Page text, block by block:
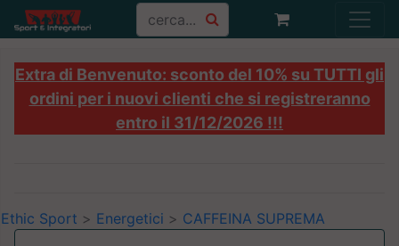
Extra di Benvenuto: sconto del 10% su TUTTI gli
ordini per i nuovi clienti che si registreranno
entro il 31/12/2026 !!!
Ethic Sport > Energetici > CAFFEINA SUPREMA